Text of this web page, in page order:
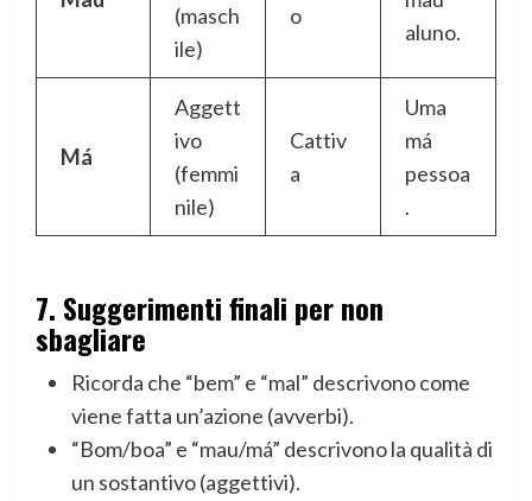
(masch
ile)
o
aluno.
Má
Aggett
ivo
(femmi
nile)
Cattiv
a
Uma
má
pessoa
.
7. Suggerimenti finali per non
sbagliare
Ricorda che “bem” e “mal” descrivono come
viene fatta un’azione (avverbi).
“Bom/boa” e “mau/má” descrivono la qualità di
un sostantivo (aggettivi).